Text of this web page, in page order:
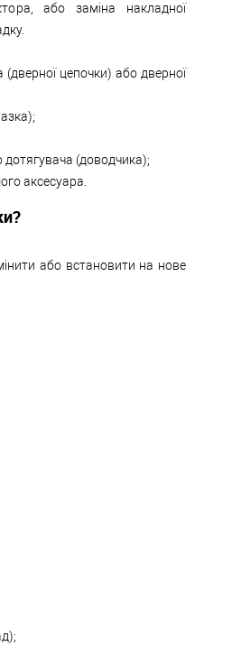
або заміна накладної
цепочки) або дверної
(доводчика);
аксесуара.
або встановити на нове